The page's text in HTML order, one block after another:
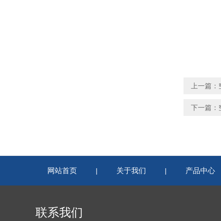
上一篇：
下一篇：
网站首页 | 关于我们 | 产品中心
联系我们